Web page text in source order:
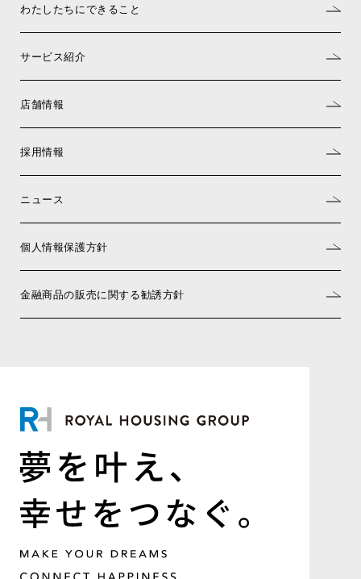
わたしたちにできること
サービス紹介
店舗情報
採用情報
ニュース
個人情報保護方針
金融商品の販売に関する勧誘方針